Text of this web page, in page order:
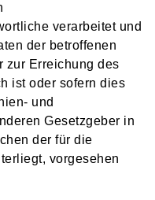
verarbeitet und
der betroffenen
zur Erreichung des
ist oder sofern dies
und
Gesetzgeber in
der für die
vorgesehen